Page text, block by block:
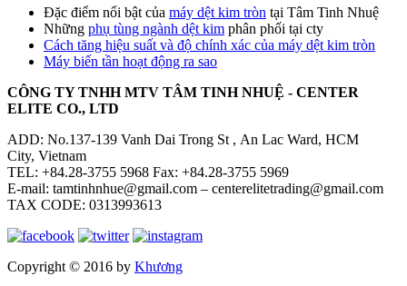
Đặc điểm nổi bật của máy dệt kim tròn tại Tâm Tinh Nhuệ
Những phụ tùng ngành dệt kim phân phối tại cty
Cách tăng hiệu suất và độ chính xác của máy dệt kim tròn
Máy biến tần hoạt động ra sao
CÔNG TY TNHH MTV TÂM TINH NHUỆ - CENTER
ELITE CO., LTD
ADD: No.137-139 Vanh Dai Trong St , An Lac Ward, HCM
City, Vietnam
TEL: +84.28-3755 5968 Fax: +84.28-3755 5969
E-mail: tamtinhnhue@gmail.com – centerelitetrading@gmail.com
TAX CODE: 0313993613
Copyright © 2016 by Khương